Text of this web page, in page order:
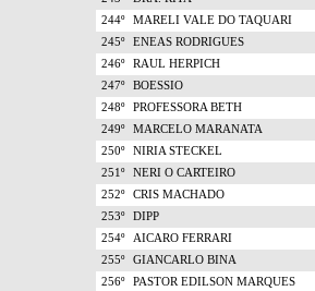
244º
MARELI VALE DO TAQUARI
245º
ENEAS RODRIGUES
246º
RAUL HERPICH
247º
BOESSIO
248º
PROFESSORA BETH
249º
MARCELO MARANATA
250º
NIRIA STECKEL
251º
NERI O CARTEIRO
252º
CRIS MACHADO
253º
DIPP
254º
AICARO FERRARI
255º
GIANCARLO BINA
256º
PASTOR EDILSON MARQUES